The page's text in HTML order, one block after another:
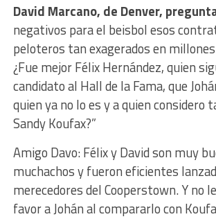
David Marcano, de Denver,
negativos para el beisbol esos
peloteros tan exagerados en
¿Fue mejor Félix Hernández, quien
candidato al Hall de la Fama, que
quien ya no lo es y a quien considero
Sandy Koufax?”
Amigo Davo: Félix y David son muy
muchachos y fueron eficientes
merecedores del Cooperstown. Y no
favor a Johán al compararlo con